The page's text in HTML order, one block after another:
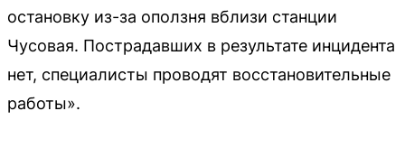
остановку из-за оползня вблизи станции
Чусовая. Пострадавших в результате инцидента
нет, специалисты проводят восстановительные
работы».